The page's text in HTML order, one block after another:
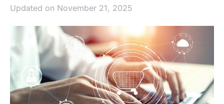
Updated on November 21, 2025